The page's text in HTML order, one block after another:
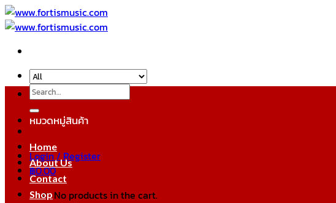
Skip
to
Search
for:
Login / Register
฿0.00
No products in the cart.
หมวดหมู่สินค้า
Home
About Us
Contact
Shop